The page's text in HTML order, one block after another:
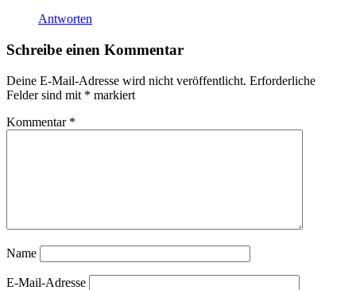
Antworten
Schreibe einen Kommentar
Deine E-Mail-Adresse wird nicht veröffentlicht. Erforderliche
Felder sind mit * markiert
Kommentar *
Name
E-Mail-Adresse